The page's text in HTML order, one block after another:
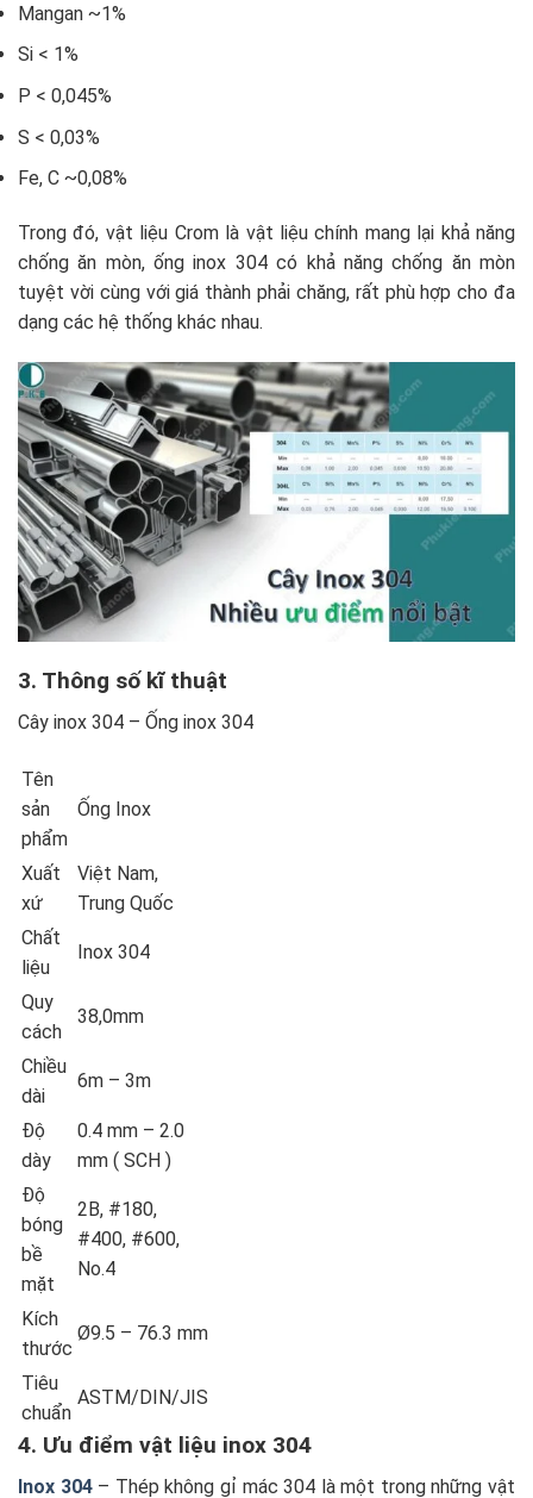
Mangan ~1%
Si < 1%
P < 0,045%
S < 0,03%
Fe, C ~0,08%
Trong đó, vật liệu Crom là vật liệu chính mang lại khả năng
chống ăn mòn, ống inox 304 có khả năng chống ăn mòn
tuyệt vời cùng với giá thành phải chăng, rất phù hợp cho đa
dạng các hệ thống khác nhau.
3. Thông số kĩ thuật
Cây inox 304 – Ống inox 304
Tên
sản
phẩm
Ống Inox
Xuất
xứ
Việt Nam,
Trung Quốc
Chất
liệu
Inox 304
Quy
cách
38,0mm
Chiều
dài
6m – 3m
Độ
dày
0.4 mm – 2.0
mm ( SCH )
Độ
bóng
bề
mặt
2B, #180,
#400, #600,
No.4
Kích
thước
Ø9.5 – 76.3 mm
Tiêu
chuẩn
ASTM/DIN/JIS
4. Ưu điểm vật liệu inox 304
Inox 304– Thép không gỉ mác 304 là một trong những vật